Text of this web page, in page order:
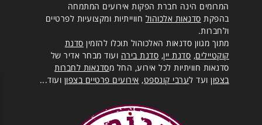
המרומים הינה חברת הפקות אירועים המתמחה
בהפקת סדנאות אלכוהול חווייתיות ומקצועיות לפרטיים
ולחברות.
מתוך מגוון סדנאות האלכוהול תוכלו להזמין סדנת
קוקטיילים, סדנת יין, סדנת בירה ועוד מבחר אדיר של
סדנאות חוויתיות לכל אירוע, החל מסדנאות לחברות
בצפוןועד לערבי קונספט, אירועים פרטיים בצפון ועוד...